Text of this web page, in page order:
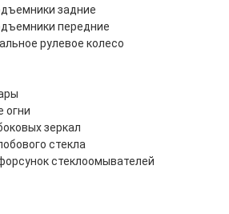
задние
передние
рулевое колесо
огни
зеркал
стекла
стеклоомывателей